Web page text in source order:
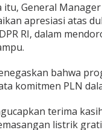
itu, General
apresiasi atas
RI, dalam
bahwa
komitmen PLN
terima
listrik